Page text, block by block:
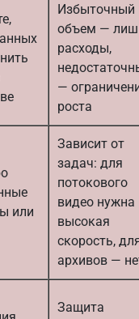
Избыточный
объем —
расходы,
—
роста
или
Зависит от
задач: для
потокового
видео нужна
высокая
скорость,
архивов —
Защита